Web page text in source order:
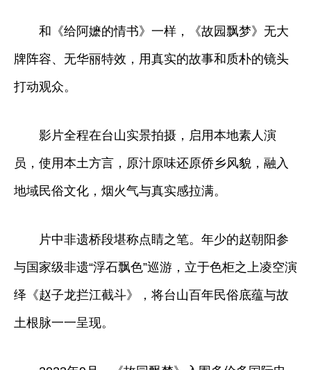
和《给阿嬷的情书》一样，《故园飘梦》无大
牌阵容、无华丽特效，用真实的故事和质朴的镜头
打动观众。
影片全程在台山实景拍摄，启用本地素人演
员，使用本土方言，原汁原味还原侨乡风貌，融入
地域民俗文化，烟火气与真实感拉满。
片中非遗桥段堪称点睛之笔。年少的赵朝阳参
与国家级非遗“浮石飘色”巡游，立于色柜之上凌空演
绎《赵子龙拦江截斗》，将台山百年民俗底蕴与故
土根脉一一呈现。